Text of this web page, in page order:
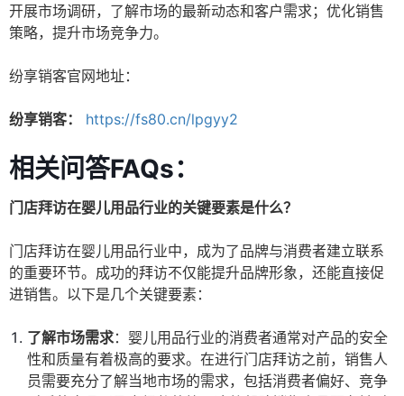
开展市场调研，了解市场的最新动态和客户需求；优化销售
策略，提升市场竞争力。
纷享销客官网地址：
纷享销客： https://fs80.cn/lpgyy2
相关问答FAQs：
门店拜访在婴儿用品行业的关键要素是什么？
门店拜访在婴儿用品行业中，成为了品牌与消费者建立联系
的重要环节。成功的拜访不仅能提升品牌形象，还能直接促
进销售。以下是几个关键要素：
了解市场需求：婴儿用品行业的消费者通常对产品的安全
性和质量有着极高的要求。在进行门店拜访之前，销售人
员需要充分了解当地市场的需求，包括消费者偏好、竞争